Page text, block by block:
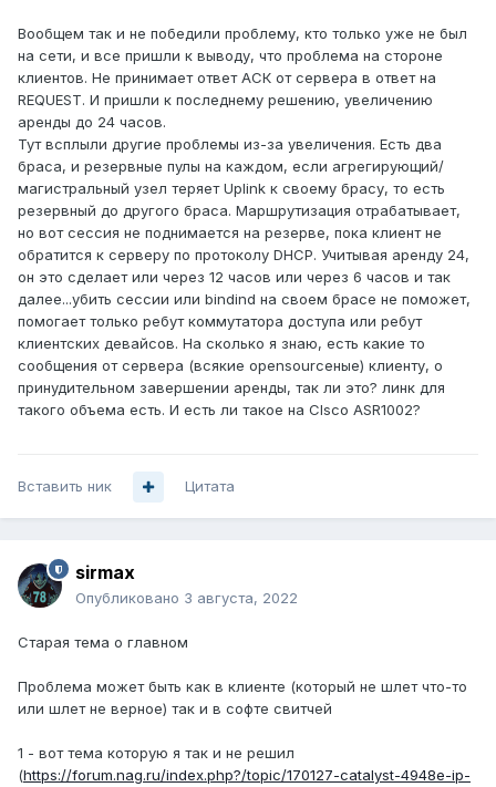
Вообщем так и не победили проблему, кто только уже не был
на сети, и все пришли к выводу, что проблема на стороне
клиентов. Не принимает ответ АСК от сервера в ответ на
REQUEST. И пришли к последнему решению, увеличению
аренды до 24 часов.
Тут всплыли другие проблемы из-за увеличения. Есть два
браса, и резервные пулы на каждом, если агрегирующий/
магистральный узел теряет Uplink к своему брасу, то есть
резервный до другого браса. Маршрутизация отрабатывает,
но вот сессия не поднимается на резерве, пока клиент не
обратится к серверу по протоколу DHCP. Учитывая аренду 24,
он это сделает или через 12 часов или через 6 часов и так
далее...убить сессии или bindind на своем брасе не поможет,
помогает только ребут коммутатора доступа или ребут
клиентских девайсов. На сколько я знаю, есть какие то
сообщения от сервера (всякие opensourceные) клиенту, о
принудительном завершении аренды, так ли это? линк для
такого объема есть. И есть ли такое на CIsco ASR1002?
Вставить ник Цитата
sirmax
Опубликовано 3 августа, 2022
Старая тема о главном
Проблема может быть как в клиенте (который не шлет что-то
или шлет не верное) так и в софте свитчей
1 - вот тема которую я так и не решил
(https://forum.nag.ru/index.php?/topic/170127-catalyst-4948e-ip-